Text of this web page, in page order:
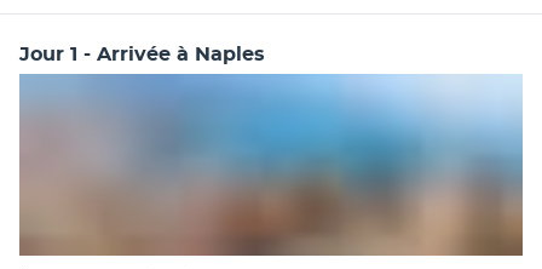
Jour 1 - Arrivée à Naples